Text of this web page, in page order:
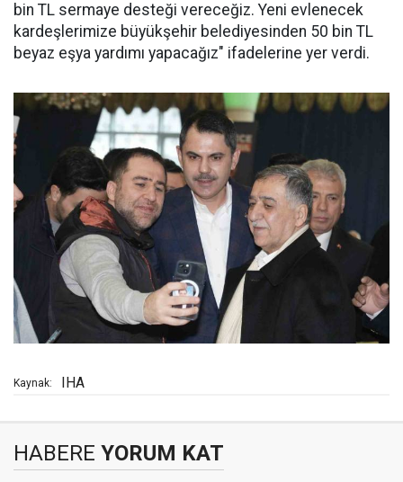
bin TL sermaye desteği vereceğiz. Yeni evlenecek
kardeşlerimize büyükşehir belediyesinden 50 bin TL
beyaz eşya yardımı yapacağız" ifadelerine yer verdi.
Kaynak: IHA
HABERE YORUM KAT